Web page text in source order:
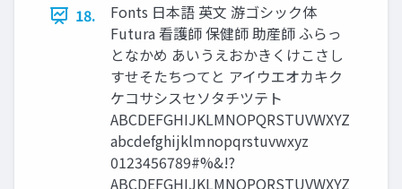
18.
Fonts 日本語 英文 游ゴシック体
Futura 看護師 保健師 助産師 ふらっ
となかめ あいうえおかきくけこさし
すせそたちつてと アイウエオカキク
ケコサシスセソタチツテト
ABCDEFGHIJKLMNOPQRSTUVWXYZ
abcdefghijklmnopqrstuvwxyz
0123456789#%&!?
ABCDEFGHIJKLMNOPQRSTUVWXYZ